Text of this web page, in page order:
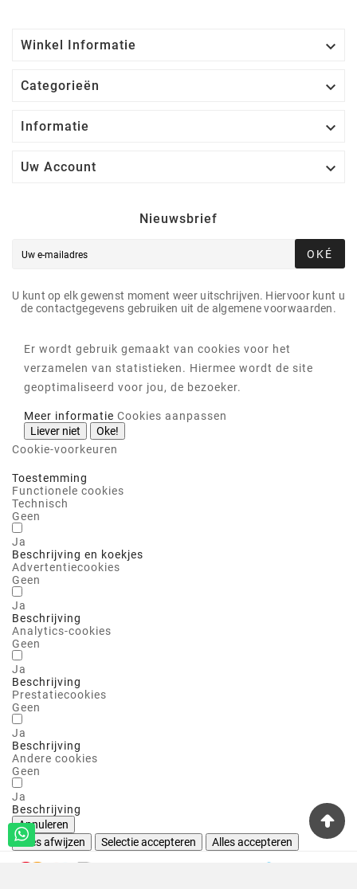
Winkel Informatie 
Categorieën 
Informatie 
Uw Account 
Nieuwsbrief
OKÉ
U kunt op elk gewenst moment weer uitschrijven. Hiervoor kunt u
de contactgegevens gebruiken uit de algemene voorwaarden.
Er wordt gebruik gemaakt van cookies voor het
verzamelen van statistieken. Hiermee wordt de site
geoptimaliseerd voor jou, de bezoeker.
Meer informatie Cookies aanpassen
Liever niet
Oke!
Cookie-voorkeuren
Toestemming
Functionele cookies
Technisch
Geen
Ja
Beschrijving en koekjes
Advertentiecookies
Geen
Ja
Beschrijving
Analytics-cookies
Geen
Ja
Beschrijving
Prestatiecookies
Geen
Ja
Beschrijving
Andere cookies
Geen
Ja
Beschrijving
Annuleren
Alles afwijzen
Selectie accepteren Alles accepteren